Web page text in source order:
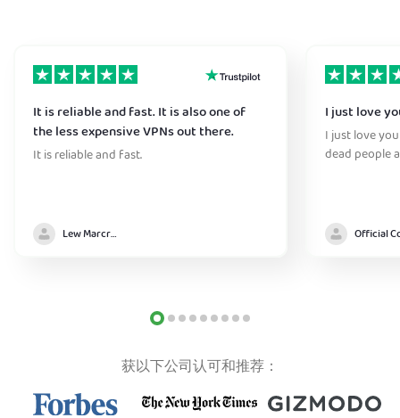
It is reliable and fast. It is also one of
the less expensive VPNs out there.
It is reliable and fast.
Lew Marcrum
I just love
I just love
dead people
获以下公司认可和推荐：